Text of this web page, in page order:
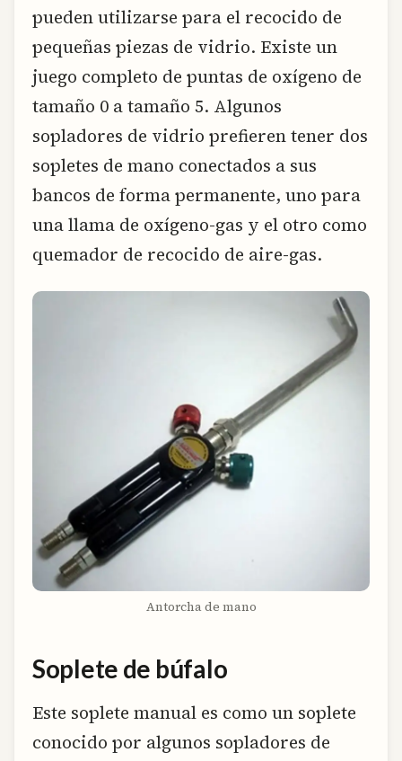
pueden utilizarse para el recocido de
pequeñas piezas de vidrio. Existe un
juego completo de puntas de oxígeno de
tamaño 0 a tamaño 5. Algunos
sopladores de vidrio prefieren tener dos
sopletes de mano conectados a sus
bancos de forma permanente, uno para
una llama de oxígeno-gas y el otro como
quemador de recocido de aire-gas.
Antorcha de mano
Soplete de búfalo
Este soplete manual es como un soplete
conocido por algunos sopladores de